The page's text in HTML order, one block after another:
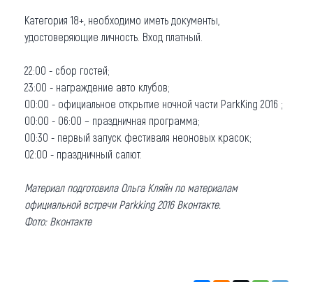
Категория 18+, необходимо иметь документы,
удостоверяющие личность. Вход платный.
22:00 - сбор гостей;
23:00 - награждение авто клубов;
00:00 - официальное открытие ночной части ParkKing 2016 ;
00:00 - 06:00 – праздничная программа;
00:30 - первый запуск фестиваля неоновых красок;
02:00 - праздничный салют.
Материал подготовила Ольга Кляйн по материалам
официальной встречи Parkking 2016 Вконтакте.
Фото: Вконтакте